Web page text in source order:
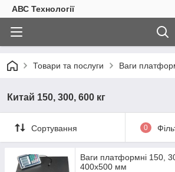
АВС Технології
Товари та послуги Ваги
Китай 150, 300, 600 кг
Сортування 0
Ваги платформні 150,
400х500 мм